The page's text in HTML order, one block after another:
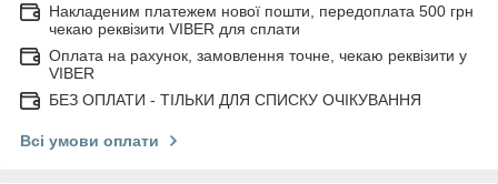
Накладеним платежем нової пошти, передоплата 500 грн
чекаю реквізити VIBER для сплати
Оплата на рахунок, замовлення точне, чекаю реквізити у
VIBER
БЕЗ ОПЛАТИ - ТІЛЬКИ ДЛЯ СПИСКУ ОЧІКУВАННЯ
Всі умови оплати